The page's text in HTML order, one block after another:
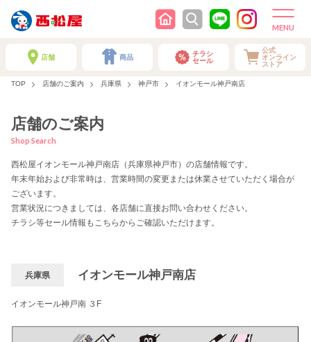
店舗 商品
チラシ
セール
公式
オンライン
ストア
TOP 店舗のご案内 兵庫県 神戸市 イオンモール神戸南店
店舗のご案内
Shop Search
西松屋イオンモール神戸南店（兵庫県神戸市）の店舗情報です。
年末年始および非常時は、営業時間の変更または休業させていただく場合が
ございます。
営業状況につきましては、各店舗に直接お問い合わせください。
チラシ等セール情報もこちらからご確認いただけます。
兵庫県 イオンモール神戸南店
イオンモール神戸南 ３F